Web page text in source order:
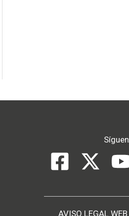
AVISO LEGAL WEB